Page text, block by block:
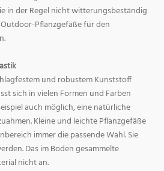
in der Regel nicht witterungsbeständig
Pflanzgefäße für den
und robustem Kunststoff
sich in vielen Formen und Farben
auch möglich, eine natürliche
Kleine und leichte Pflanzgefäße
immer die passende Wahl. Sie
Das im Boden gesammelte
nicht an.